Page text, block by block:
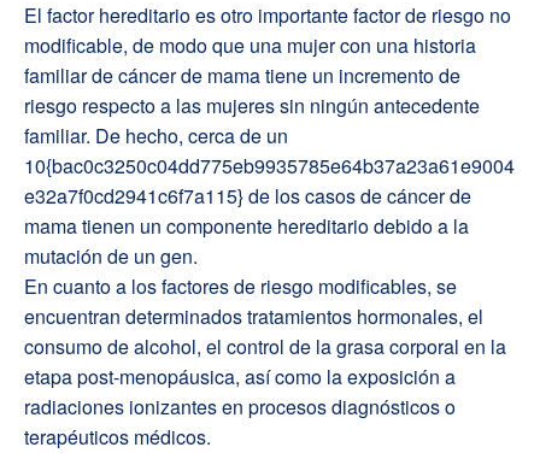
El factor hereditario es otro importante factor de riesgo no
modificable, de modo que una mujer con una historia
familiar de cáncer de mama tiene un incremento de
riesgo respecto a las mujeres sin ningún antecedente
familiar. De hecho, cerca de un
10{bac0c3250c04dd775eb9935785e64b37a23a61e9004
e32a7f0cd2941c6f7a115} de los casos de cáncer de
mama tienen un componente hereditario debido a la
mutación de un gen.
En cuanto a los factores de riesgo modificables, se
encuentran determinados tratamientos hormonales, el
consumo de alcohol, el control de la grasa corporal en la
etapa post-menopáusica, así como la exposición a
radiaciones ionizantes en procesos diagnósticos o
terapéuticos médicos.